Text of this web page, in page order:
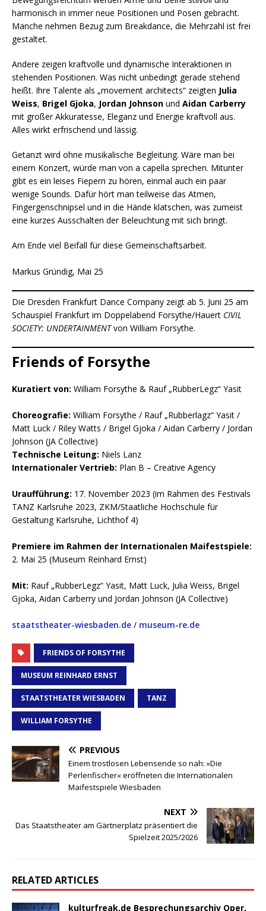
harmonisch in immer neue Positionen und Posen gebracht.
Manche nehmen Bezug zum Breakdance, die Mehrzahl ist frei
gestaltet.
Andere zeigen kraftvolle und dynamische Interaktionen in
stehenden Positionen. Was nicht unbedingt gerade stehend
heißt. Ihre Talente als „movement architects“ zeigten Julia
Weiss, Brigel Gjoka, Jordan Johnson und Aidan Carberry
mit großer Akkuratesse, Eleganz und Energie kraftvoll aus.
Alles wirkt erfrischend und lässig.
Getanzt wird ohne musikalische Begleitung. Wäre man bei
einem Konzert, würde man von a capella sprechen. Mitunter
gibt es ein leises Fiepern zu hören, einmal auch ein paar
wenige Sounds. Dafür hört man teilweise das Atmen,
Fingergenschnipsel und in die Hände klatschen, was zumeist
eine kurzes Ausschalten der Beleuchtung mit sich bringt.
Am Ende viel Beifall für diese Gemeinschaftsarbeit.
Markus Gründig, Mai 25
Die Dresden Frankfurt Dance Company zeigt ab 5. Juni 25 am
Schauspiel Frankfurt im Doppelabend Forsythe/Hauert CIVIL
SOCIETY: UNDERTAINMENTvon William Forsythe.
Friends of Forsythe
Kuratiert von: William Forsythe & Rauf „RubberLegz“ Yasit
Choreografie: William Forsythe / Rauf „Rubberlagz“ Yasit /
Matt Luck / Riley Watts / Brigel Gjoka / Aidan Carberry / Jordan
Johnson (JA Collective)
Technische Leitung: Niels Lanz
Internationaler Vertrieb: Plan B – Creative Agency
Uraufführung: 17. November 2023 (im Rahmen des Festivals
TANZ Karlsruhe 2023, ZKM/Staatliche Hochschule für
Gestaltung Karlsruhe, Lichthof 4)
Premiere im Rahmen der Internationalen Maifestspiele:
2. Mai 25 (Museum Reinhard Ernst)
Mit: Rauf „RubberLegz“ Yasit, Matt Luck, Julia Weiss, Brigel
Gjoka, Aidan Carberry und Jordan Johnson (JA Collective)
staatstheater-wiesbaden.de / museum-re.de
FRIENDS OF FORSYTHE
MUSEUM REINHARD ERNST
STAATSTHEATER WIESBADEN TANZ
WILLIAM FORSYTHE
PREVIOUS
Einem trostlosen Lebensende so nah: »Die
Perlenfischer« eröffneten die Internationalen
Maifestspiele Wiesbaden
NEXT
Das Staatstheater am Gärtnerplatz präsentiert die
Spielzeit 2025/2026
RELATED ARTICLES
kulturfreak.de Besprechungsarchiv Oper,